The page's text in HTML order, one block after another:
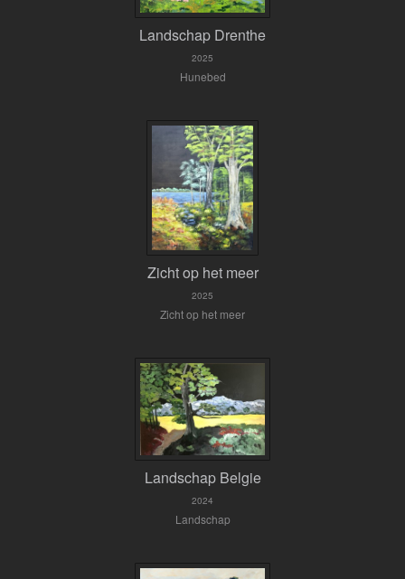
Landschap Drenthe
2025
Hunebed
Zicht op het meer
2025
Zicht op het meer
Landschap Belgie
2024
Landschap